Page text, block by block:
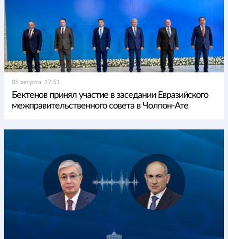
06 августа, 17:51
Бектенов принял участие в заседании Евразийского
межправительственного совета в Чолпон-Ате